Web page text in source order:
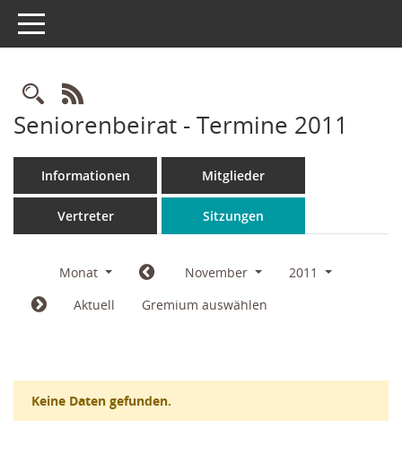
Toggle navigation
Rechercheauswahl
RSS-Feed
Seniorenbeirat - Termine 2011
Informationen Mitglieder
Vertreter Sitzungen
Monat November
2011
Aktuell
Gremium auswählen
Keine Daten gefunden.